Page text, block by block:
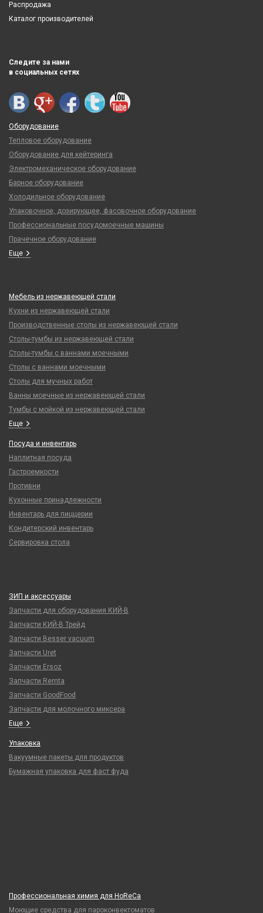
Распродажа
Каталог производителей
Следите за нами
в социальных сетях
Оборудование
Тепловое оборудование
Оборудование для кейтеринга
Электромеханическое оборудование
Барное оборудование
Холодильное оборудование
Упаковочное, дозирующее, фасовочное оборудование
Профессиональные посудомоечные машины
Прачечное оборудование
Еще
Мебель из нержавеющей стали
Кухни из нержавеющей стали
Производственные столы из нержавеющей стали
Столы-тумбы из нержавеющей стали
Столы-тумбы с ваннами моечными
Столы с ваннами моечными
Столы для мучных работ
Ванны моечные из нержавеющей стали
Тумбы с мойкой из нержавеющей стали
Еще
Посуда и инвентарь
Наплитная посуда
Гастроемкости
Противни
Кухонные принадлежности
Инвентарь для пиццерии
Кондитерский инвентарь
Сервировка стола
ЗИП и аксессуары
Запчасти для оборудования КИЙ-В
Запчасти КИЙ-В Трейд
Запчасти Besser vacuum
Запчасти Uret
Запчасти Ersoz
Запчасти Remta
Запчасти GoodFood
Запчасти для молочного миксера
Еще
Упаковка
Вакуумные пакеты для продуктов
Бумажная упаковка для фаст фуда
Профессиональная химия для HoReCa
Моющие средства для пароконвектоматов